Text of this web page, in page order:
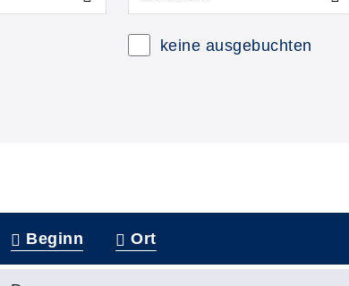
keine ausgebuchten
Beginn Ort